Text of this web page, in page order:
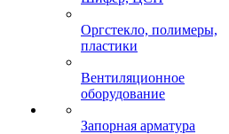
Оргстекло, полимеры,
пластики
Вентиляционное
оборудование
Запорная арматура